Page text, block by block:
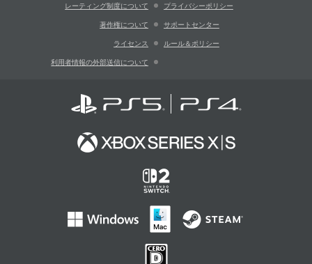
レーティング制度について プライバシーポリシー
著作権について サポートセンター
ライセンス ルール＆ポリシー
利用者情報の外部送信について